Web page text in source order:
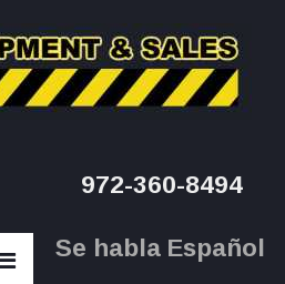
972-360-8494
Se habla Español